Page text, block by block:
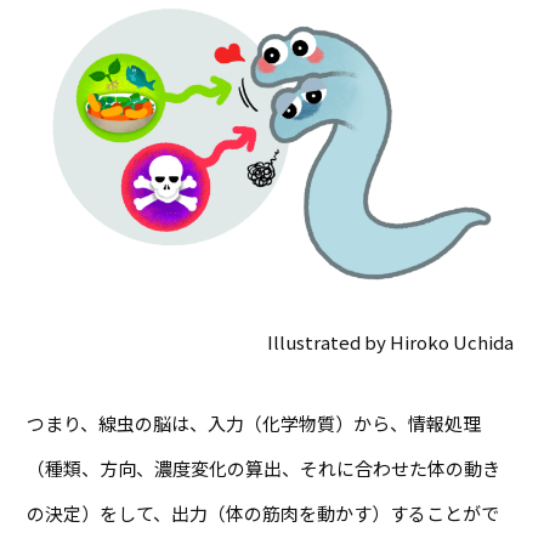
Illustrated by Hiroko Uchida
つまり、線虫の脳は、入力（化学物質）から、情報処理
（種類、方向、濃度変化の算出、それに合わせた体の動き
の決定）をして、出力（体の筋肉を動かす）することがで